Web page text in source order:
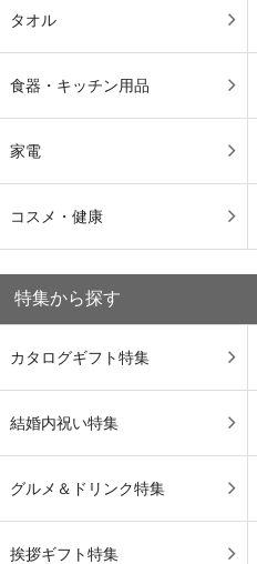
タオル
食器・キッチン用品
家電
コスメ・健康
特集から探す
カタログギフト特集
結婚内祝い特集
グルメ＆ドリンク特集
挨拶ギフト特集